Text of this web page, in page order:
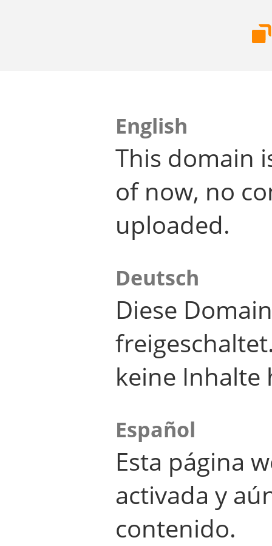
English
This domain
of now, no
uploaded.
Deutsch
Diese
keine Inhalte
Español
Esta página
activada y
contenido.